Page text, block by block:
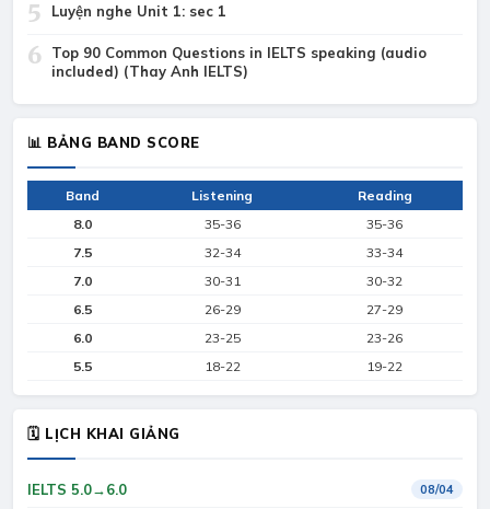
5 Luyện nghe Unit 1: sec 1
6
Top 90 Common Questions in IELTS speaking (audio
included) (Thay Anh IELTS)
📊 BẢNG BAND SCORE
Band Listening
Reading
8.0
35-36
35-36
7.5
32-34
33-34
7.0
30-31
30-32
6.5
26-29
27-29
6.0
23-25
23-26
5.5
18-22 19-22
🗓 LỊCH KHAI GIẢNG
IELTS 5.0→6.0 08/04